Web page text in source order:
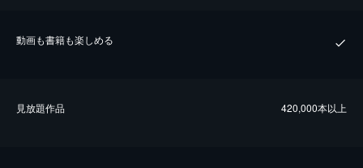
動画も書籍も楽しめる
⾒放題作品 420,000本以上